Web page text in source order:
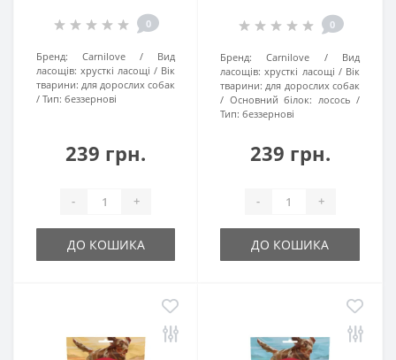
0
Бренд: Carnilove
Вид
ласощів: хрусткі ласощі
Вік
тварини: для дорослих собак
Тип: беззернові
239 грн.
- +
ДО КОШИКА
0
Бренд: Carnilove
Вид
ласощів: хрусткі ласощі
Вік
тварини: для дорослих собак
Основний білок: лосось
Тип: беззернові
239 грн.
- +
ДО КОШИКА